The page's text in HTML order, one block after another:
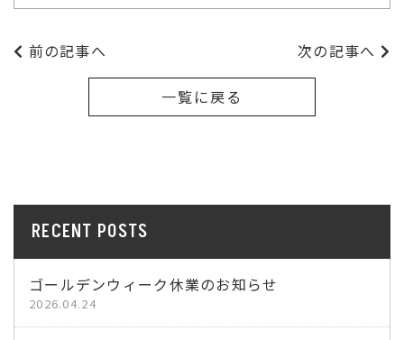
前の記事へ 次の記事へ
一覧に戻る
RECENT POSTS
ゴールデンウィーク休業のお知らせ
2026.04.24